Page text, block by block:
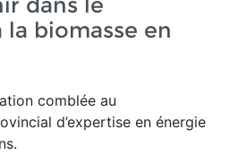
la biomasse en
comblée au
d’expertise en énergie